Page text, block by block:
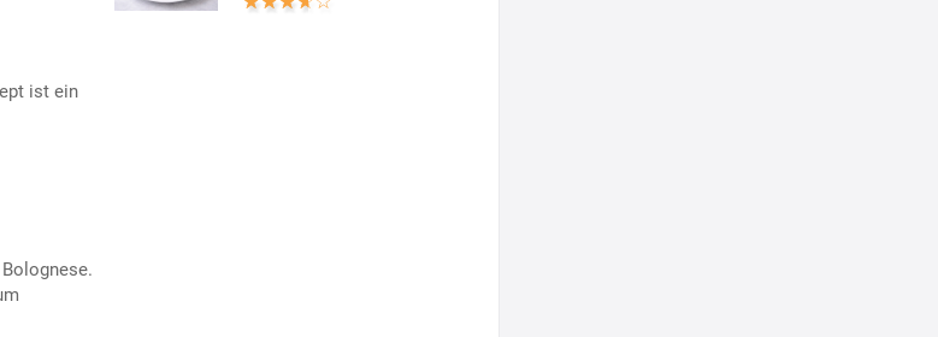
ist ein